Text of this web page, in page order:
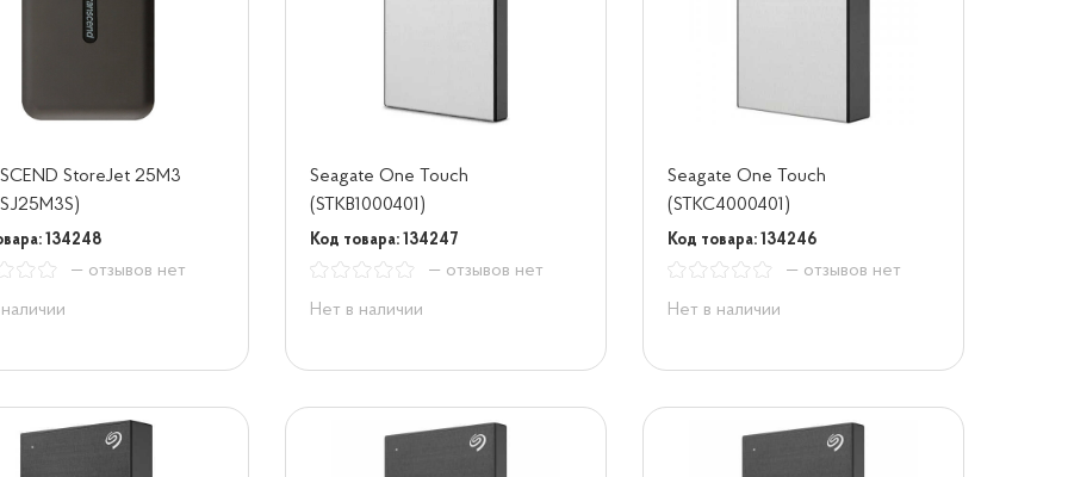
StoreJet 25M3
134248
— отзывов нет
Seagate One Touch
(STKB1000401)
Код товара: 134247
— отзывов нет
Нет в наличии
Seagate One Touch
(STKC4000401)
Код товара: 134246
— отзывов нет
Нет в наличии